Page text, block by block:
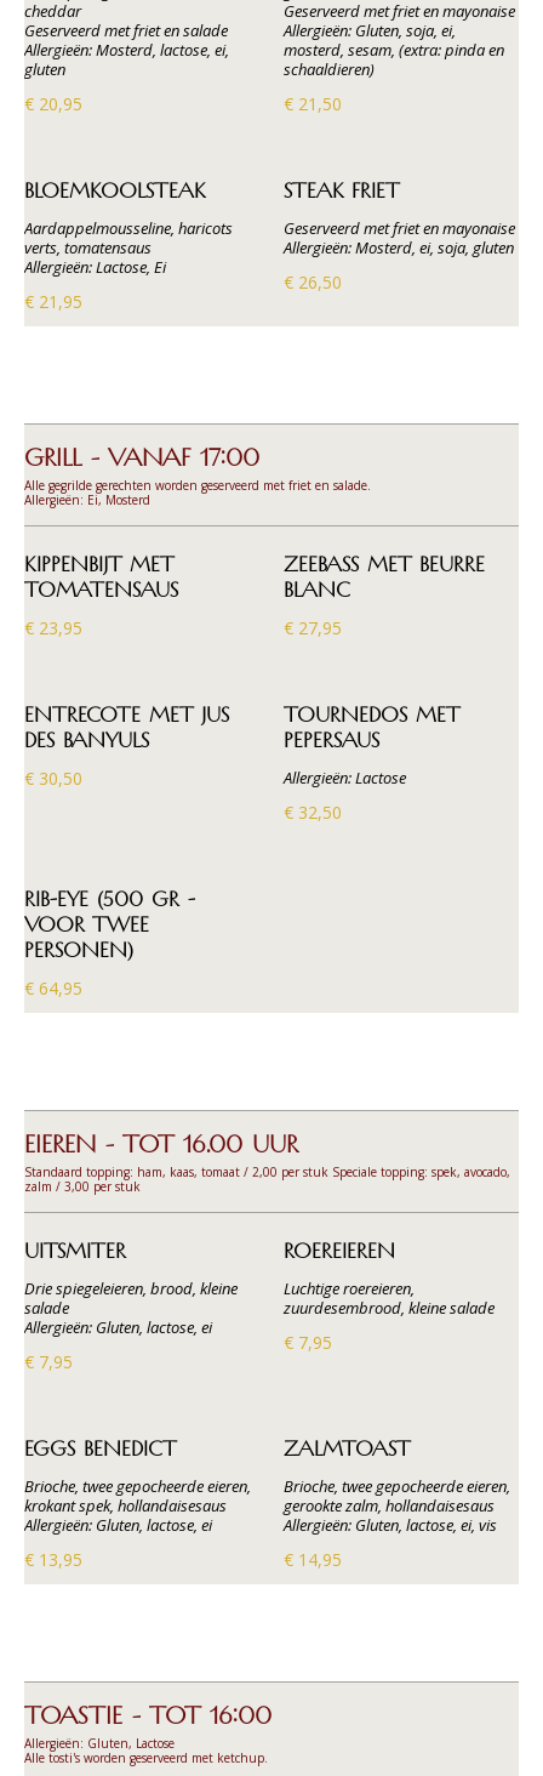
cheddar
Geserveerd met friet en salade
Allergieën: Mosterd, lactose, ei,
gluten
€ 20,95
Geserveerd met friet en mayonaise
Allergieën: Gluten, soja, ei,
mosterd, sesam, (extra: pinda en
schaaldieren)
€ 21,50
BLOEMKOOLSTEAK
Aardappelmousseline, haricots
verts, tomatensaus
Allergieën: Lactose, Ei
€ 21,95
STEAK FRIET
Geserveerd met friet en mayonaise
Allergieën: Mosterd, ei, soja, gluten
€ 26,50
GRILL - VANAF 17:00
Alle gegrilde gerechten worden geserveerd met friet en salade.
Allergieën: Ei, Mosterd
KIPPENBIJT MET
TOMATENSAUS
€ 23,95
ZEEBASS MET BEURRE
BLANC
€ 27,95
ENTRECOTE MET JUS
DES BANYULS
€ 30,50
TOURNEDOS MET
PEPERSAUS
Allergieën: Lactose
€ 32,50
RIB-EYE (500 GR -
VOOR TWEE
PERSONEN)
€ 64,95
EIEREN - TOT 16.00 UUR
Standaard topping: ham, kaas, tomaat / 2,00 per stuk Speciale topping: spek, avocado,
zalm / 3,00 per stuk
UITSMITER
Drie spiegeleieren, brood, kleine
salade
Allergieën: Gluten, lactose, ei
€ 7,95
ROEREIEREN
Luchtige roereieren,
zuurdesembrood, kleine salade
€ 7,95
EGGS BENEDICT
Brioche, twee gepocheerde eieren,
krokant spek, hollandaisesaus
Allergieën: Gluten, lactose, ei
€ 13,95
ZALMTOAST
Brioche, twee gepocheerde eieren,
gerookte zalm, hollandaisesaus
Allergieën: Gluten, lactose, ei, vis
€ 14,95
TOASTIE - TOT 16:00
Allergieën: Gluten, Lactose
Alle tosti's worden geserveerd met ketchup.